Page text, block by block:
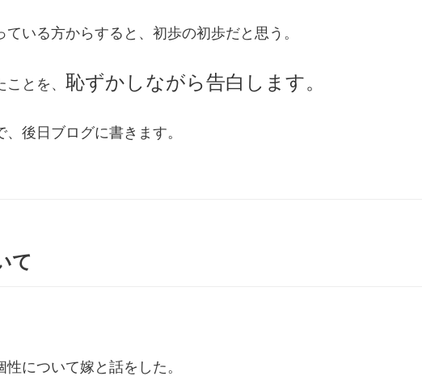
いる方からすると、初歩の初歩だと思う。
とを、 恥ずかしながら告白します。
後日ブログに書きます。
て
性について嫁と話をした。